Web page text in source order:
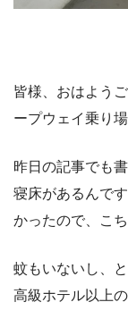
皆様、おはよう
ープウェイ乗り
昨日の記事でも
寝床があるんで
かったので、こ
蚊もいないし、
高級ホテル以上